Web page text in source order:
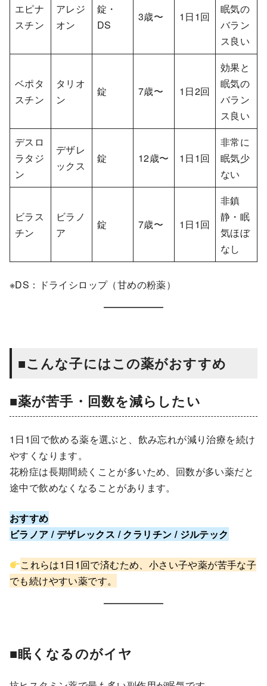
エピナ
スチン
アレジ
オン
錠・
DS
3歳〜 1日1回
眠気の
バラン
ス良い
ベポタ
スチン
タリオ
ン
錠 7歳〜 1日2回
効果と
眠気の
バラン
ス良い
デスロ
ラタジ
ン
デザレ
ックス
錠 12歳〜 1日1回
非常に
眠気少
ない
ビラス
チン
ビラノ
ア
錠 7歳〜 1日1回
非鎮
静・眠
気ほぼ
なし
※DS：ドライシロップ（甘めの粉薬）
■こんな子にはこの薬がおすすめ
■薬が苦手・回数を減らしたい
1日1回で飲める薬を選ぶと、飲み忘れが減り治療を続け
やすくなります。
花粉症は長期間続くことが多いため、回数が多い薬だと
途中で飲めなくなることがあります。
おすすめ
ビラノア / デザレックス / クラリチン / ジルテック
これらは1日1回で済むため、小さい子や薬が苦手な子
でも続けやすい薬です。
■眠くなるのがイヤ